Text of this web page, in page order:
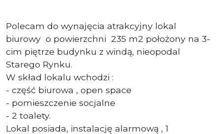
Polecam do wynajęcia atrakcyjny lokal
biurowy o powierzchni 235 m2 położony na 3-
cim piętrze budynku z windą, nieopodal
Starego Rynku.
W skład lokalu wchodzi :
- część biurowa , open space
- pomieszczenie socjalne
- 2 toalety.
Lokal posiada, instalację alarmową , 1